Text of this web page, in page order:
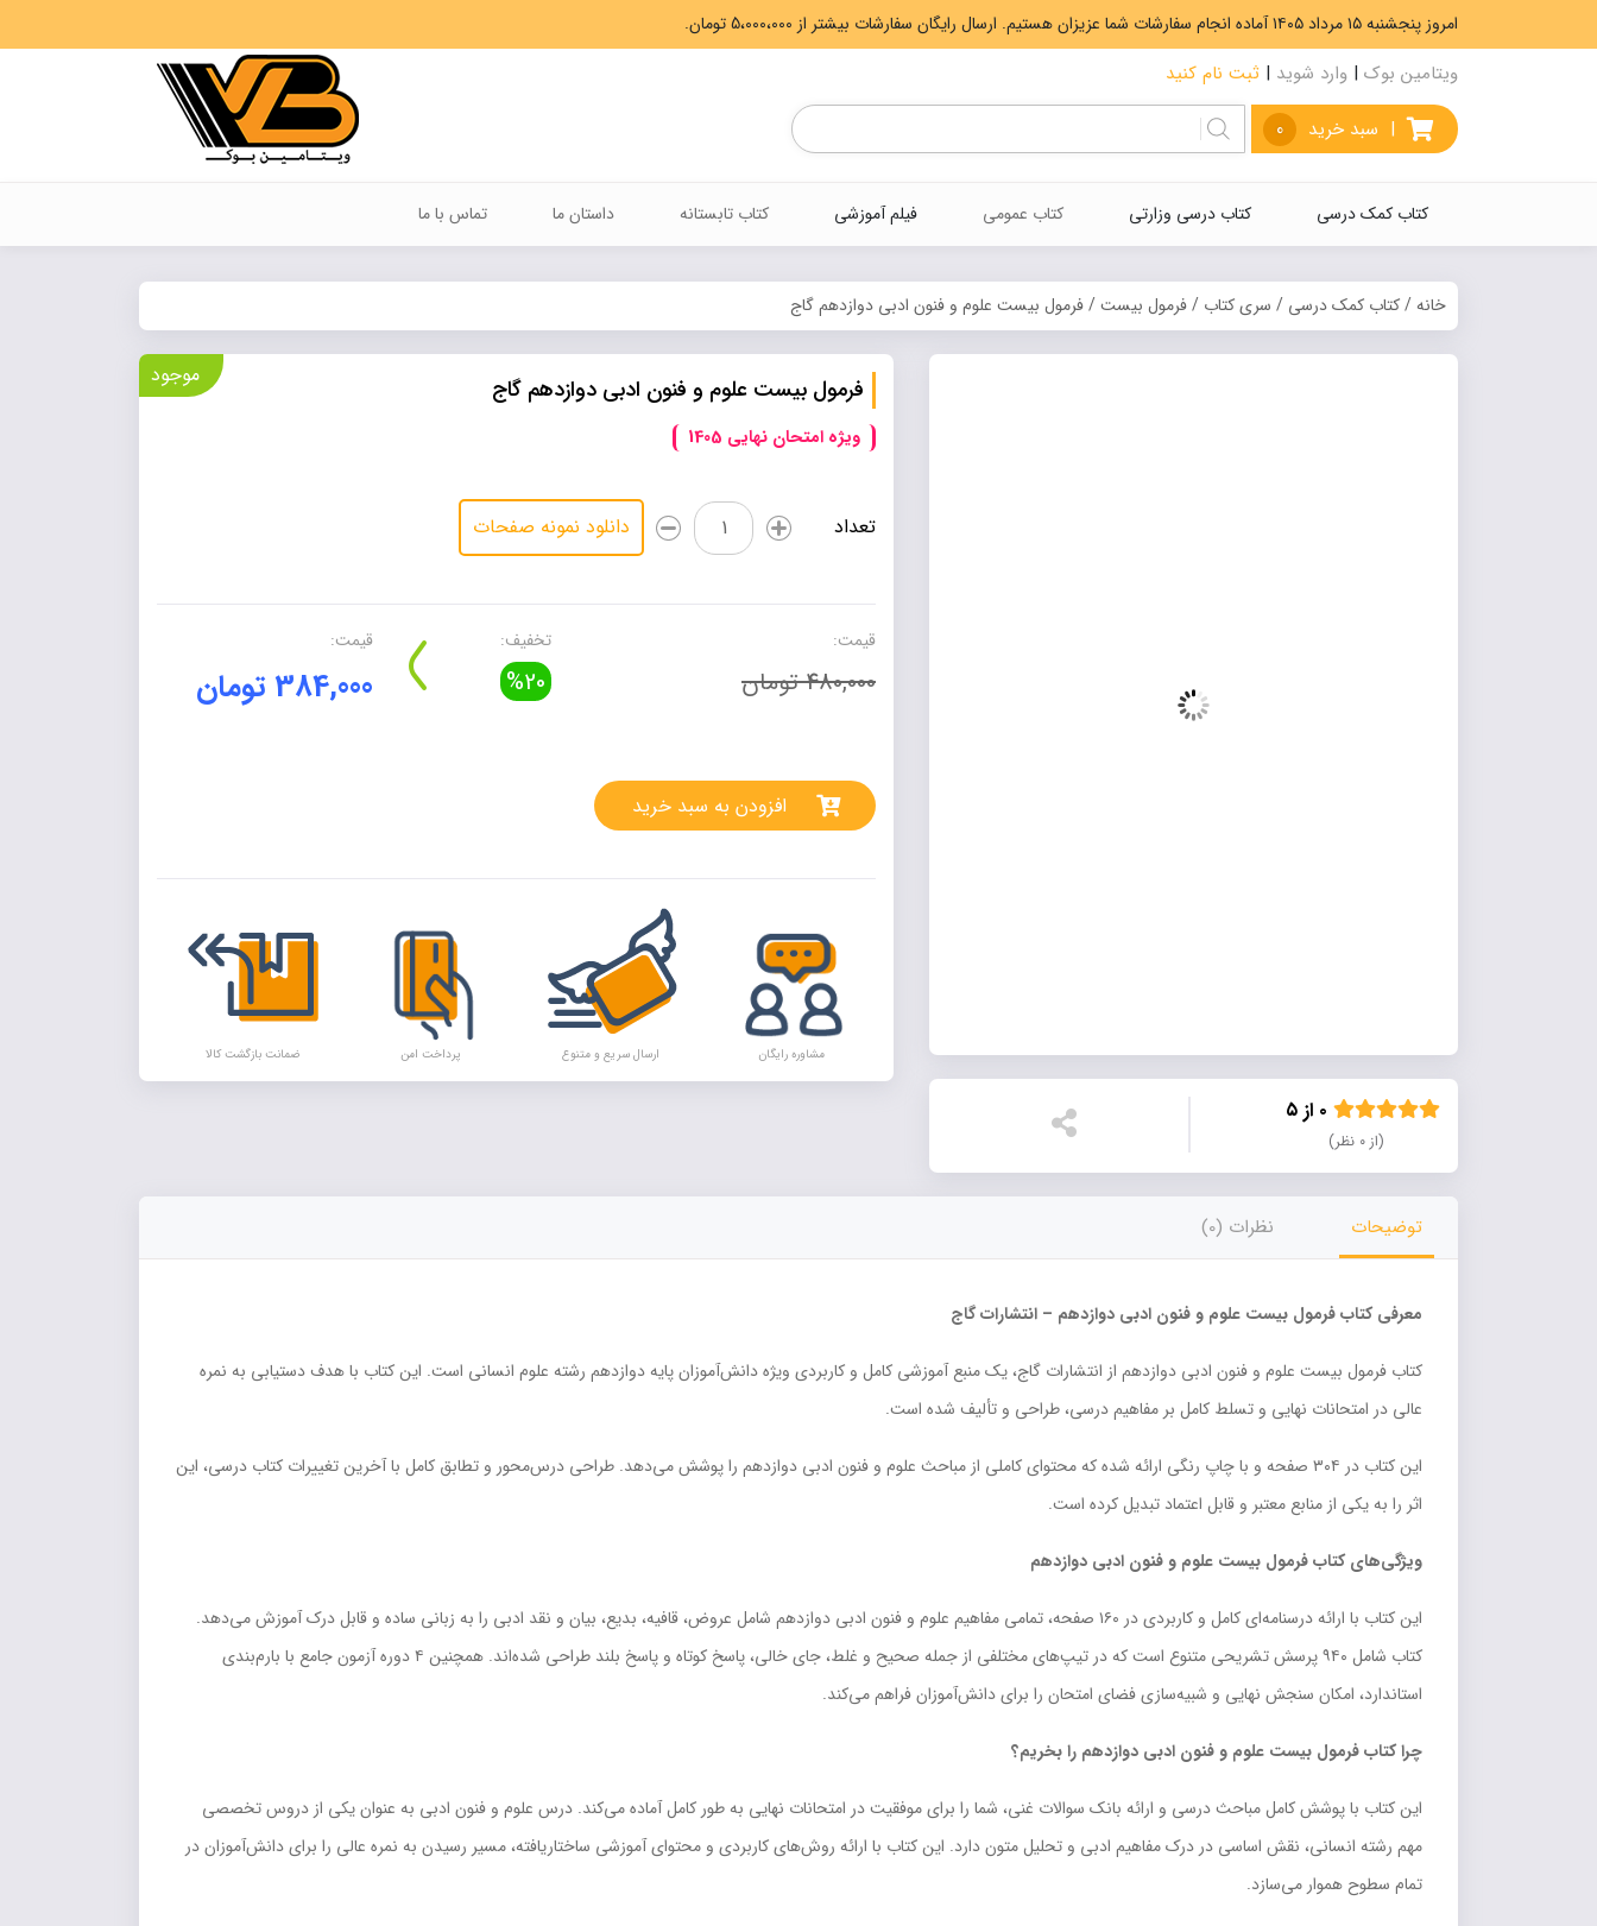
امروز پنجشنبه ۱۵ مرداد ۱۴۰۵ آماده انجام سفارشات شما عزیزان هستیم. ارسال رایگان سفارشات بیشتر از 5،000،000 تومان.
ویتامین بوک | وارد شوید | ثبت نام کنید
| سبد خرید 0
Products
search
کتاب کمک درسی کتاب درسی وزارتی کتاب عمومی فیلم آموزشی کتاب تابستانه داستان ما تماس با ما
خانه/کتاب کمک درسی / سری کتاب /فرمول بیست/ فرمول بیست علوم و فنون ادبی دوازدهم گاج
(از ۰ نظر)
فرمول بیست علوم و فنون ادبی دوازدهم گاج
ویژه امتحان نهایی 1405
موجود
تعداد
فرمول
بیست
و
دوازدهم
دانلود نمونه صفحات
قیمت:
480,000 تومان
تخفیف:
%20
قیمت:
384,000 تومان
افزودن به سبد خرید
مشاوره رایگان ارسال سریع و متنوع پرداخت امن ضمانت بازگشت کالا
توضیحات نظرات (0)
معرفی کتاب فرمول بیست علوم و فنون ادبی دوازدهم – انتشارات گاج
کتاب فرمول بیست علوم و فنون ادبی دوازدهم از انتشارات گاج، یک منبع آموزشی کامل و کاربردی ویژه دانش‌آموزان پایه دوازدهم رشته علوم انسانی است. این کتاب با هدف دستیابی به نمره
عالی در امتحانات نهایی و تسلط کامل بر مفاهیم درسی، طراحی و تألیف شده است.
این کتاب در ۳۰۴ صفحه و با چاپ رنگی ارائه شده که محتوای کاملی از مباحث علوم و فنون ادبی دوازدهم را پوشش می‌دهد. طراحی درس‌محور و تطابق کامل با آخرین تغییرات کتاب درسی، این
اثر را به یکی از منابع معتبر و قابل اعتماد تبدیل کرده است.
ویژگی‌های کتاب فرمول بیست علوم و فنون ادبی دوازدهم
این کتاب با ارائه درسنامه‌ای کامل و کاربردی در ۱۶۰ صفحه، تمامی مفاهیم علوم و فنون ادبی دوازدهم شامل عروض، قافیه، بدیع، بیان و نقد ادبی را به زبانی ساده و قابل درک آموزش می‌دهد.
کتاب شامل ۹۴۰ پرسش تشریحی متنوع است که در تیپ‌های مختلفی از جمله صحیح و غلط، جای خالی، پاسخ کوتاه و پاسخ بلند طراحی شده‌اند. همچنین ۴ دوره آزمون جامع با بارم‌بندی
استاندارد، امکان سنجش نهایی و شبیه‌سازی فضای امتحان را برای دانش‌آموزان فراهم می‌کند.
چرا کتاب فرمول بیست علوم و فنون ادبی دوازدهم را بخریم؟
این کتاب با پوشش کامل مباحث درسی و ارائه بانک سوالات غنی، شما را برای موفقیت در امتحانات نهایی به طور کامل آماده می‌کند. درس علوم و فنون ادبی به عنوان یکی از دروس تخصصی
مهم رشته انسانی، نقش اساسی در درک مفاهیم ادبی و تحلیل متون دارد. این کتاب با ارائه روش‌های کاربردی و محتوای آموزشی ساختاریافته، مسیر رسیدن به نمره عالی را برای دانش‌آموزان در
تمام سطوح هموار می‌سازد.